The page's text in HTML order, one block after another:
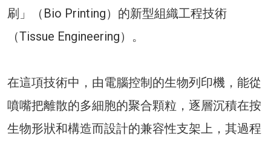
刷」（Bio Printing）的新型組織工程技術
（Tissue Engineering）。
在這項技術中，由電腦控制的生物列印機，能從
噴嘴把離散的多細胞的聚合顆粒，逐層沉積在按
生物形狀和構造而設計的兼容性支架上，其過程